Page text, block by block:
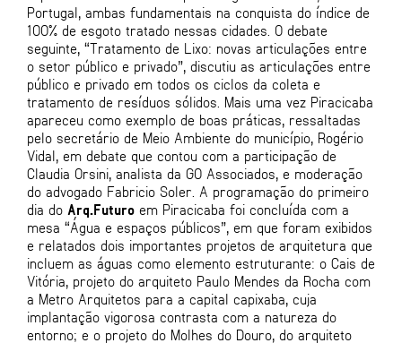
Portugal, ambas fundamentais na conquista do índice de
100% de esgoto tratado nessas cidades. O debate
seguinte, “Tratamento de Lixo: novas articulações entre
o setor público e privado”, discutiu as articulações entre
público e privado em todos os ciclos da coleta e
tratamento de resíduos sólidos. Mais uma vez Piracicaba
apareceu como exemplo de boas práticas, ressaltadas
pelo secretário de Meio Ambiente do município, Rogério
Vidal, em debate que contou com a participação de
Claudia Orsini, analista da GO Associados, e moderação
do advogado Fabricio Soler. A programação do primeiro
dia do Arq.Futuro em Piracicaba foi concluída com a
mesa “Água e espaços públicos”, em que foram exibidos
e relatados dois importantes projetos de arquitetura que
incluem as águas como elemento estruturante: o Cais de
Vitória, projeto do arquiteto Paulo Mendes da Rocha com
a Metro Arquitetos para a capital capixaba, cuja
implantação vigorosa contrasta com a natureza do
entorno; e o projeto do Molhes do Douro, do arquiteto